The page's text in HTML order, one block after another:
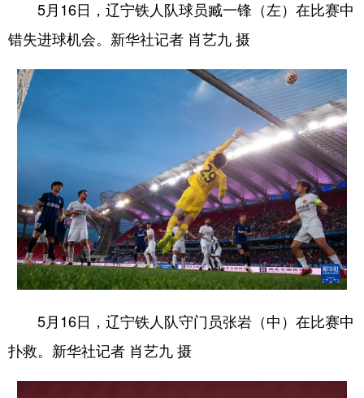
5月16日，辽宁铁人队球员臧一锋（左）在比赛中
错失进球机会。新华社记者 肖艺九 摄
5月16日，辽宁铁人队守门员张岩（中）在比赛中
扑救。新华社记者 肖艺九 摄